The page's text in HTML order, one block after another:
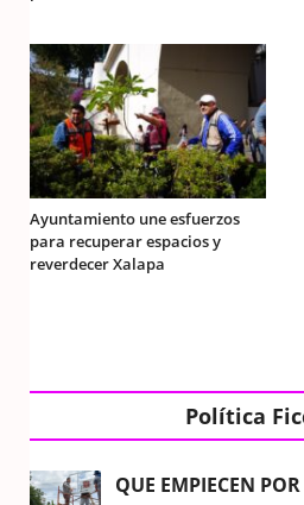
Ayuntamiento une esfuerzos
para recuperar espacios y
reverdecer Xalapa
Política
QUE EMPIECEN